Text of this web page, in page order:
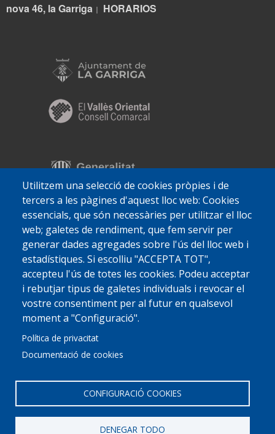
Utilitzem una selecció de cookies pròpies i de
tercers a les pàgines d'aquest lloc web: Cookies
essencials, que són necessàries per utilitzar el lloc
web; galetes de rendiment, que fem servir per
generar dades agregades sobre l'ús del lloc web i
estadístiques. Si escolliu "ACCEPTA TOT",
accepteu l'ús de totes les cookies. Podeu acceptar
i rebutjar tipus de galetes individuals i revocar el
vostre consentiment per al futur en qualsevol
moment a "Configuració".
Política de privacitat
Documentació de cookies
CONFIGURACIÓ COOKIES
DENEGAR TODO
nova 46, la Garriga
HORARIOS